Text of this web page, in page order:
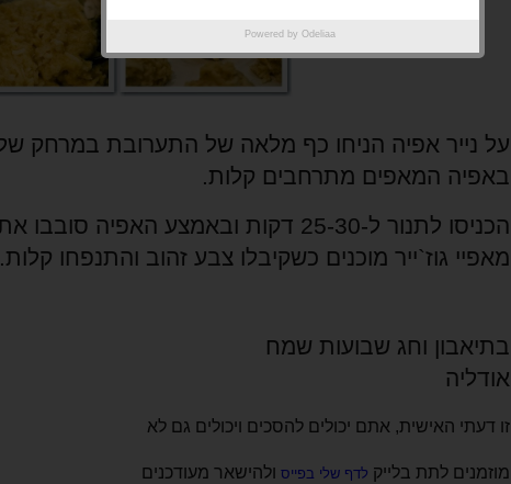
באפיה המאפים מתרחבים קלות.
הכניסו לתנור ל-25-30 דקות ובאמצע האפיה סובבו את התבנית.
מאפיי גוז`ייר מוכנים כשקיבלו צבע זהוב והתנפחו קלות.
בתיאבון וחג שבועות שמח
אודליה
זו דעתי האישית, אתם יכולים להסכים ויכולים גם לא
מוזמנים לתת בלייק לדף שלי בפייס ולהישאר מעודכנים
Powered byOdeliaa